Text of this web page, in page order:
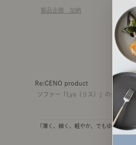
製品企画 加納
Re:CENO product
ソファー「Lys（リス）」の企画経緯
「薄く、細く、軽やか、でもゆったり